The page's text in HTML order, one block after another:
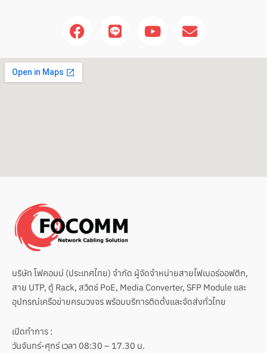
F
a
c
e
b
L
i
n
Y
o
u
E
n
v
บริษัท โฟคอมม์ (ประเทศไทย) จำกัด ผู้จัดจำหน่ายสายไฟเบอร์ออฟติก,
สาย UTP, ตู้ Rack, สวิตช์ PoE, Media Converter, SFP Module และ
อุปกรณ์เครือข่ายครบวงจร พร้อมบริการติดตั้งและจัดส่งทั่วไทย
เปิดทำการ :
วันจันทร์-ศุกร์ เวลา 08:30 – 17.30 น.